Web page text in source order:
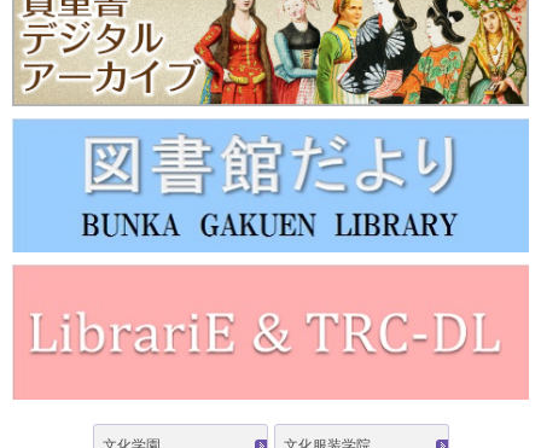
文化学園 文化服装学院